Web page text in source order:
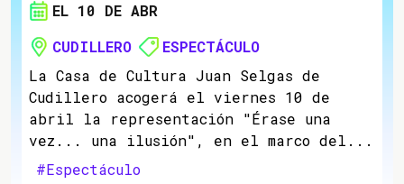
EL 10 DE ABR
CUDILLERO
ESPECTÁCULO
La Casa de Cultura Juan Selgas de
Cudillero acogerá el viernes 10 de
abril la representación "Érase una
vez... una ilusión", en el marco del...
#Espectáculo